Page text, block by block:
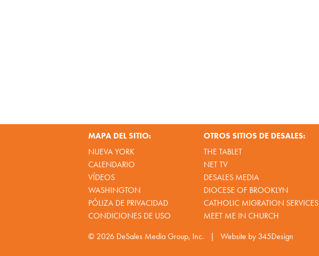
MAPA DEL SITIO:
NUEVA YORK
CALENDARIO
VÍDEOS
WASHINGTON
PÓLIZA DE PRIVACIDAD
CONDICIONES DE USO
OTROS SITIOS DE DESALES:
THE TABLET
NET TV
DESALES MEDIA
DIOCESE OF BROOKLYN
CATHOLIC MIGRATION SERVICES
MEET ME IN CHURCH
© 2026 DeSales Media Group, Inc. | Website by 345Design